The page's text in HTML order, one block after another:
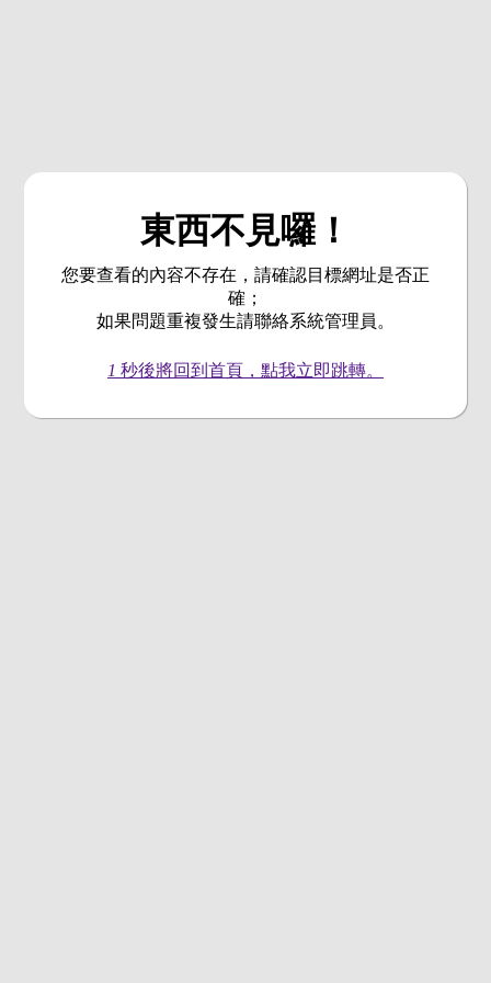
東西不見囉！
您要查看的內容不存在，請確認目標網址是否正
確；
如果問題重複發生請聯絡系統管理員。
1 秒後將回到首頁，點我立即跳轉。